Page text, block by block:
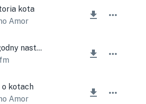
kota
Amor
Pogodny nastrój
o kotach
Amor